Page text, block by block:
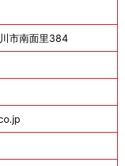
市南面里384